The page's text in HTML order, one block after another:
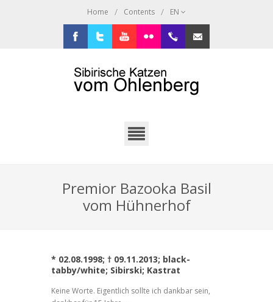
Home / Contents / EN
Premior Bazooka Basil
vom Hühnerhof
* 02.08.1998; † 09.11.2013; black-
tabby/white; Sibirski; Kastrat
Keine Worte. Eigentlich sollte ich dankbar sein,